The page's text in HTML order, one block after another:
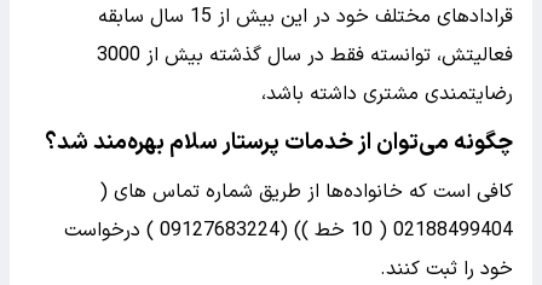
قرادادهای مختلف خود در این بیش از 15 سال سابقه
فعالیتش، توانسته فقط در سال گذشته بیش از 3000
رضایتمندی مشتری داشته باشد،
چگونه می‌توان از خدمات پرستار سلام بهره‌مند شد؟
کافی است که خانواده‌ها از طریق شماره تماس های (
02188499404 ( 10 خط )) (09127683224 ) درخواست
خود را ثبت کنند.